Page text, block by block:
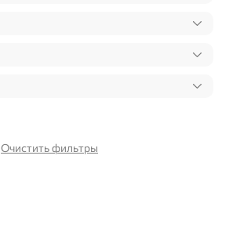
Очистить фильтры